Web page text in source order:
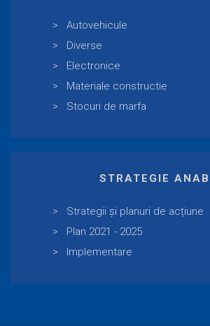
Autovehicule
Diverse
Electronice
Materiale constructie
Stocuri de marfa
STRATEGIE ANABI
Strategii și planuri de acțiune
Plan 2021 - 2025
Implementare